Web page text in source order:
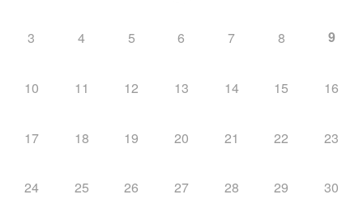
3 4 5 6 7 8 9
10 11 12 13 14 15 16
17 18 19 20 21 22 23
24 25 26 27 28 29 30